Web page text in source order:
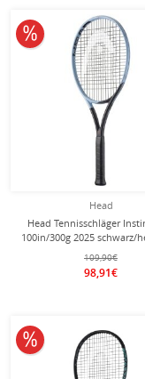
Head
Head Tennisschläger
100in/300g 2025 schwarz/
unbesaitet -
109,90€
98,91€
10% reduziert
10% reduziert